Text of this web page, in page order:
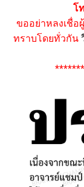
โ
ขออย่าหลงเชื่อ
ทราบโดยทั่วกัน